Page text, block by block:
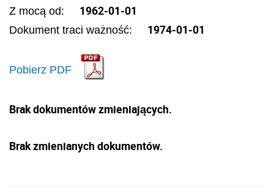
Z mocą od: 1962-01-01
Dokument traci ważność: 1974-01-01
Pobierz PDF
Brak dokumentów zmieniających.
Brak zmienianych dokumentów.